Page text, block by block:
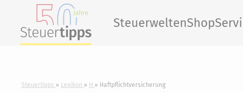
SteuerweltenShop
Steuertipps Lexikon H Haftpflichtversicherung